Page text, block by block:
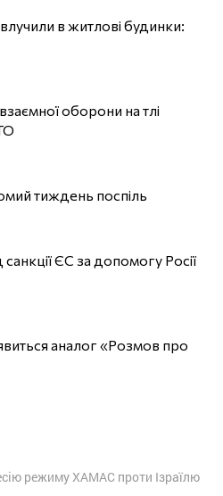
в житлові будинки:
оборони на тлі
тиждень поспіль
ЄС за допомогу Росії
аналог «Розмов про
режиму ХАМАС проти Ізраїлю